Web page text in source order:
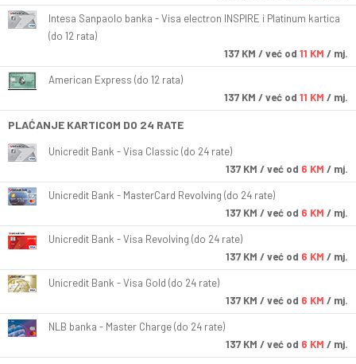
Intesa Sanpaolo banka - Visa electron INSPIRE i Platinum kartica
(do 12 rata)
137 KM / već od 11 KM / mj.
American Express (do 12 rata)
137 KM / već od 11 KM / mj.
PLAĆANJE KARTICOM DO 24 RATE
Unicredit Bank - Visa Classic (do 24 rate)
137 KM / već od 6 KM / mj.
Unicredit Bank - MasterCard Revolving (do 24 rate)
137 KM / već od 6 KM / mj.
Unicredit Bank - Visa Revolving (do 24 rate)
137 KM / već od 6 KM / mj.
Unicredit Bank - Visa Gold (do 24 rate)
137 KM / već od 6 KM / mj.
NLB banka - Master Charge (do 24 rate)
137 KM / već od 6 KM / mj.